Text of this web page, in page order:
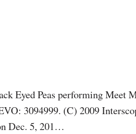
Eyed Peas performing Meet
3094999. (C) 2009
Dec. 5, 201…